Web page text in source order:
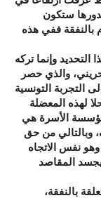
ستكون
ففي هذه
التحديد وإنما تركه
والذي حصر
التجربة التونسية
لهذه المعضلة
الأسرة هي
وبالتالي من حق
نفس الاتجاه
المقاصد
بالنفقة،